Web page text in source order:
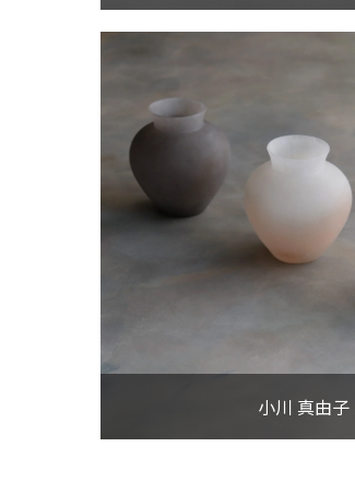
尾形アツシ
小川 真由子